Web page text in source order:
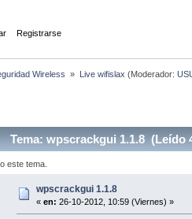
Registrarse
Wireless » Live wifislax (Moderador:
Tema: wpscrackgui 1.1.8 (Leído
este tema.
wpscrackgui 1.1.8
« en: 26-10-2012, 10:59 (Viernes) »